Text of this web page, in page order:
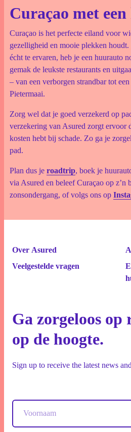
Curaçao met
Curaçao is het perfecte eiland voor
gezelligheid en mooie plekken
écht te ervaren, heb je een huurauto
gemak de leukste restaurants en
– van een verborgen strandbar tot
Pietermaai.
Zorg wel dat je goed verzekerd op
verzekering van Asured zorgt ervoor
kosten hebt bij schade. Zo ga je
pad.
Plan dus je roadtrip, boek je
via Asured en beleef Curaçao op z’n
zonsondergang, of volgs ons op
Over Asured
Veelgestelde vragen
Ga zorgeloos
op de hoogte.
Sign up to receive the latest news